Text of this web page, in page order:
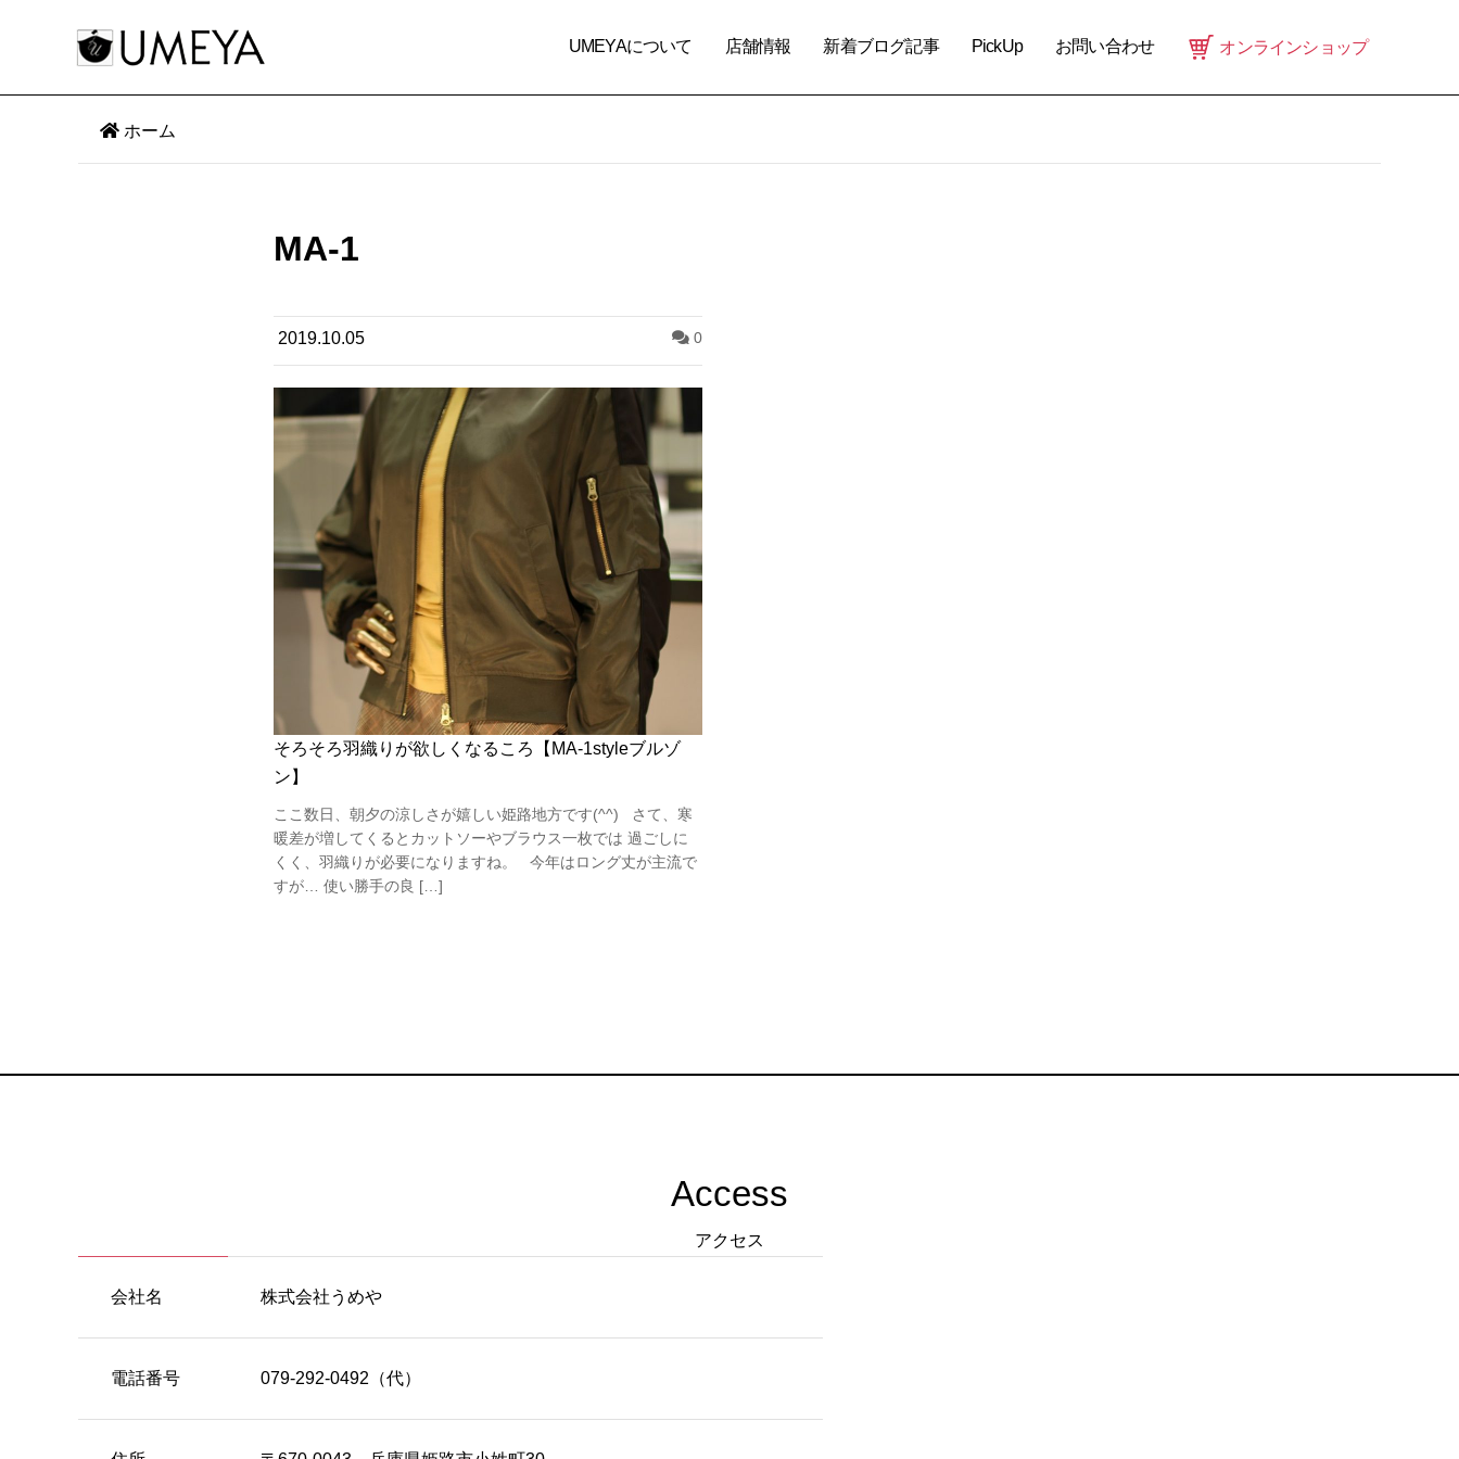
UMEYAについて 店舗情報 新着ブログ記事 PickUp お問い合わせ オンラインショップ
ホーム
MA-1
2019.10.05 0
そろそろ羽織りが欲しくなるころ【MA-1styleブルゾ
ン】
ここ数日、朝夕の涼しさが嬉しい姫路地方です(^^) さて、寒
暖差が増してくるとカットソーやブラウス一枚では 過ごしに
くく、羽織りが必要になりますね。 今年はロング丈が主流で
すが… 使い勝手の良 […]
Access
アクセス
会社名 株式会社うめや
電話番号 079-292-0492（代）